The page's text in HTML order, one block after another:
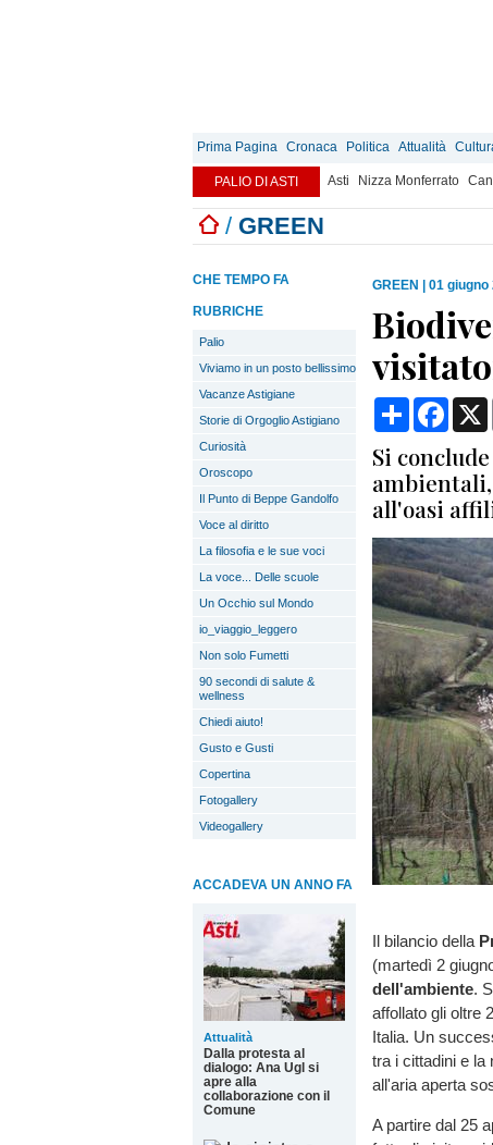
Prima Pagina Cronaca Politica Attualità
PALIO DI ASTI Asti Nizza Monferrato
/ GREEN
CHE TEMPO FA
RUBRICHE
Palio
Viviamo in un posto bellissimo
Vacanze Astigiane
Storie di Orgoglio Astigiano
Curiosità
Oroscopo
Il Punto di Beppe Gandolfo
Voce al diritto
La filosofia e le sue voci
La voce... Delle scuole
Un Occhio sul Mondo
io_viaggio_leggero
Non solo Fumetti
90 secondi di salute &
wellness
Chiedi aiuto!
Gusto e Gusti
Copertina
Fotogallery
Videogallery
ACCADEVA UN ANNO FA
Attualità
Dalla protesta al
dialogo: Ana Ugl si
apre alla
collaborazione con il
Comune
GREEN 01 giugno
Condividi
Si
all'oasi
Il bilancio della
(martedì 2
dell'ambiente.
affollato gli oltre
Italia. Un
tra i cittadini e la
all'aria aperta
A partire dal 25